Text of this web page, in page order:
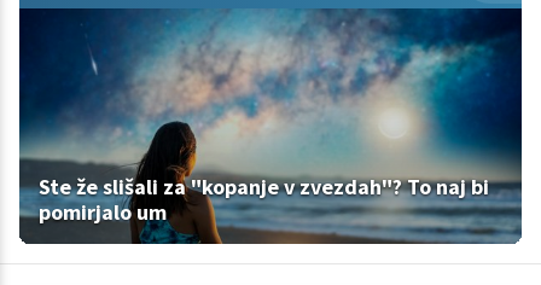
Ste že slišali za "kopanje v zvezdah"? To naj bi
pomirjalo um